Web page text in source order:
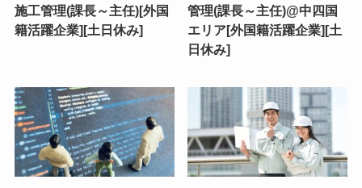
施工管理(課長～主任)[外国
籍活躍企業][土日休み]
管理(課長～主任)@中四国
エリア[外国籍活躍企業][土
日休み]